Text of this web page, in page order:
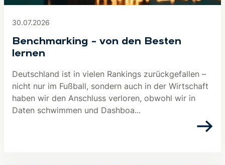
30.07.2026
Benchmarking – von den Besten
lernen
Deutschland ist in vielen Rankings zurückgefallen –
nicht nur im Fußball, sondern auch in der Wirtschaft
haben wir den Anschluss verloren, obwohl wir in
Daten schwimmen und Dashboa...